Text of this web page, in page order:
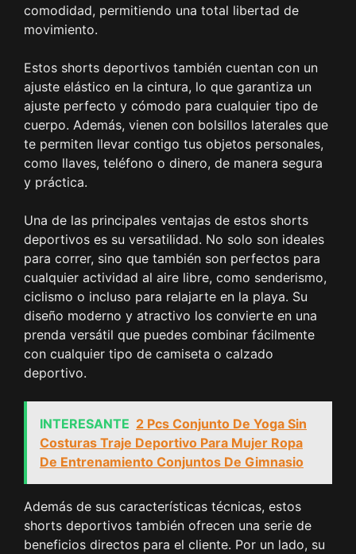
comodidad, permitiendo una total libertad de
movimiento.
Estos shorts deportivos también cuentan con un
ajuste elástico en la cintura, lo que garantiza un
ajuste perfecto y cómodo para cualquier tipo de
cuerpo. Además, vienen con bolsillos laterales que
te permiten llevar contigo tus objetos personales,
como llaves, teléfono o dinero, de manera segura
y práctica.
Una de las principales ventajas de estos shorts
deportivos es su versatilidad. No solo son ideales
para correr, sino que también son perfectos para
cualquier actividad al aire libre, como senderismo,
ciclismo o incluso para relajarte en la playa. Su
diseño moderno y atractivo los convierte en una
prenda versátil que puedes combinar fácilmente
con cualquier tipo de camiseta o calzado
deportivo.
INTERESANTE 2 Pcs Conjunto De Yoga Sin
Costuras Traje Deportivo Para Mujer Ropa
De Entrenamiento Conjuntos De Gimnasio
Además de sus características técnicas, estos
shorts deportivos también ofrecen una serie de
beneficios directos para el cliente. Por un lado, su